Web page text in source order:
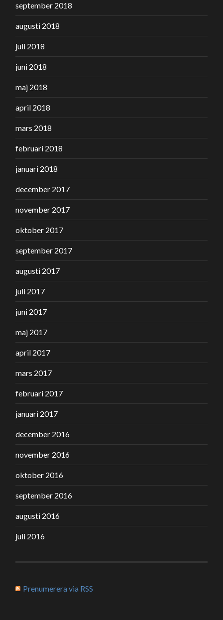
september 2018
augusti 2018
juli 2018
juni 2018
maj 2018
april 2018
mars 2018
februari 2018
januari 2018
december 2017
november 2017
oktober 2017
september 2017
augusti 2017
juli 2017
juni 2017
maj 2017
april 2017
mars 2017
februari 2017
januari 2017
december 2016
november 2016
oktober 2016
september 2016
augusti 2016
juli 2016
Prenumerera via RSS